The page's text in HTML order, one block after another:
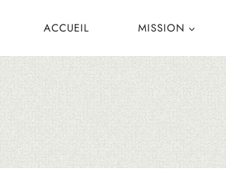
ACCUEIL MISSION